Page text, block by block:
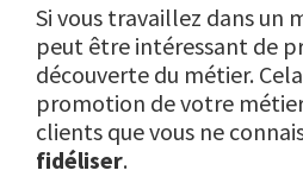
Si vous travaillez dans un
peut être intéressant de
découverte du métier.
promotion de votre
clients que vous ne
fidéliser.